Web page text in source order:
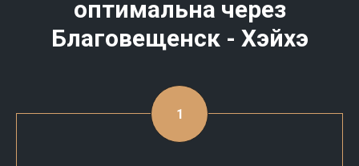
оптимальна через
Благовещенск - Хэйхэ